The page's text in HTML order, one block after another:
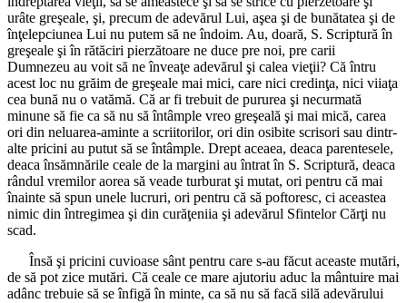
urâte greşeale, şi, precum de adevărul Lui, aşea şi de bunătatea şi de
înţelepciunea Lui nu putem să ne îndoim. Au, doară, S. Scriptură în
greşeale şi în rătăciri pierzătoare ne duce pre noi, pre carii
Dumnezeu au voit să ne înveaţe adevărul şi calea vieţii? Că întru
acest loc nu grăim de greşeale mai mici, care nici credinţa, nici viiaţa
cea bună nu o vatămă. Că ar fi trebuit de pururea şi necurmată
minune să fie ca să nu să întâmple vreo greşeală şi mai mică, carea
ori din neluarea-aminte a scriitorilor, ori din osibite scrisori sau dintr-
alte pricini au putut să se întâmple. Drept aceaea, deaca parentesele,
deaca însămnările ceale de la margini au întrat în S. Scriptură, deaca
rândul vremilor aorea să veade turburat şi mutat, ori pentru că mai
înainte să spun unele lucruri, ori pentru că să poftoresc, ci aceastea
nimic din întregimea şi din curăţeniia şi adevărul Sfintelor Cărţi nu
scad.
Însă şi pricini cuvioase sânt pentru care s-au făcut aceaste mutări,
de să pot zice mutări. Că ceale ce mare ajutoriu aduc la mântuire mai
adânc trebuie să se înfigă în minte, ca să nu să facă silă adevărului